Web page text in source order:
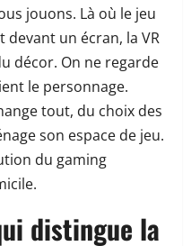
jouons. Là où le jeu
devant un écran, la VR
décor. On ne regarde
le personnage.
tout, du choix des
son espace de jeu.
du gaming
distingue la